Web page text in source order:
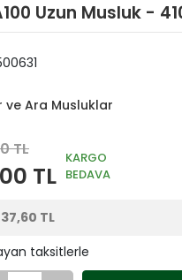
Uzun Musluk -
ve Ara Musluklar
TL
TL
KARGO
BEDAVA
TL
taksitlerle